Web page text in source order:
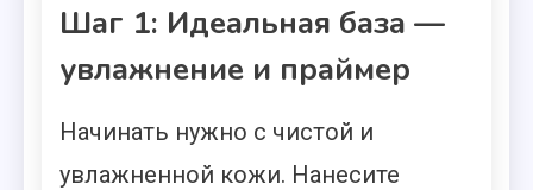
Шаг 1: Идеальная база —
увлажнение и праймер
Начинать нужно с чистой и
увлажненной кожи. Нанесите